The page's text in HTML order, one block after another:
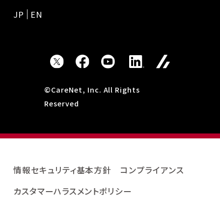
JP EN
©CareNet, Inc. All Rights
Reserved
情報セキュリティ基本方針
コンプライアンス
カスタマーハラスメントポリシー